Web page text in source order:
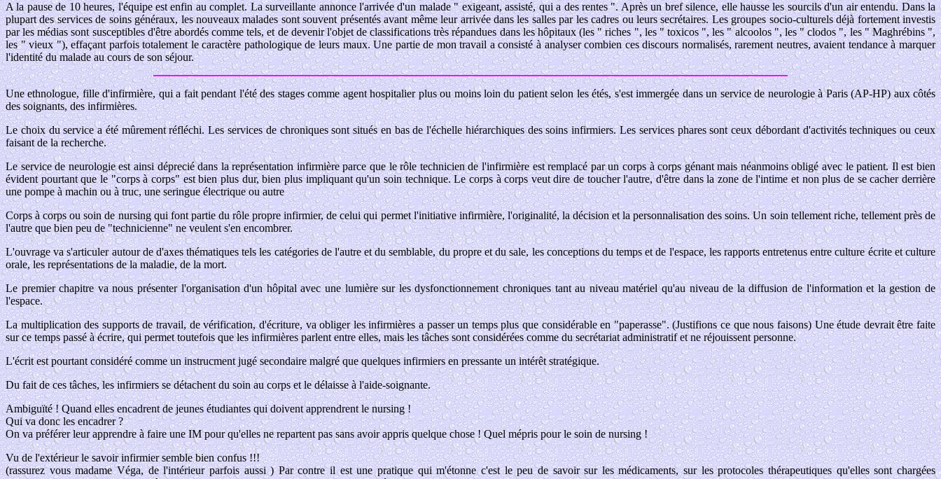
A la pause de 10 heures, l'équipe est enfin au complet. La surveillante annonce l'arrivée d'un malade " exigeant, assisté, qui a des rentes ". Après un bref silence, elle hausse les sourcils d'un air entendu. Dans la
plupart des services de soins généraux, les nouveaux malades sont souvent présentés avant même leur arrivée dans les salles par les cadres ou leurs secrétaires. Les groupes socio-culturels déjà fortement investis
par les médias sont susceptibles d'être abordés comme tels, et de devenir l'objet de classifications très répandues dans les hôpitaux (les " riches ", les " toxicos ", les " alcoolos ", les " clodos ", les " Maghrébins ",
les " vieux "), effaçant parfois totalement le caractère pathologique de leurs maux. Une partie de mon travail a consisté à analyser combien ces discours normalisés, rarement neutres, avaient tendance à marquer
l'identité du malade au cours de son séjour.
Une ethnologue, fille d'infirmière, qui a fait pendant l'été des stages comme agent hospitalier plus ou moins loin du patient selon les étés, s'est immergée dans un service de neurologie à Paris (AP-HP) aux côtés
des soignants, des infirmières.
Le choix du service a été mûrement réfléchi. Les services de chroniques sont situés en bas de l'échelle hiérarchiques des soins infirmiers. Les services phares sont ceux débordant d'activités techniques ou ceux
faisant de la recherche.
Le service de neurologie est ainsi déprecié dans la représentation infirmière parce que le rôle technicien de l'infirmière est remplacé par un corps à corps génant mais néanmoins obligé avec le patient. Il est bien
évident pourtant que le "corps à corps" est bien plus dur, bien plus impliquant qu'un soin technique. Le corps à corps veut dire de toucher l'autre, d'être dans la zone de l'intime et non plus de se cacher derrière
une pompe à machin ou à truc, une seringue électrique ou autre
Corps à corps ou soin de nursing qui font partie du rôle propre infirmier, de celui qui permet l'initiative infirmière, l'originalité, la décision et la personnalisation des soins. Un soin tellement riche, tellement près de
l'autre que bien peu de "technicienne" ne veulent s'en encombrer.
L'ouvrage va s'articuler autour de d'axes thématiques tels les catégories de l'autre et du semblable, du propre et du sale, les conceptions du temps et de l'espace, les rapports entretenus entre culture écrite et culture
orale, les représentations de la maladie, de la mort.
Le premier chapitre va nous présenter l'organisation d'un hôpital avec une lumière sur les dysfonctionnement chroniques tant au niveau matériel qu'au niveau de la diffusion de l'information et la gestion de
l'espace.
La multiplication des supports de travail, de vérification, d'écriture, va obliger les infirmières a passer un temps plus que considérable en "paperasse". (Justifions ce que nous faisons) Une étude devrait être faite
sur ce temps passé à écrire, qui permet toutefois que les infirmières parlent entre elles, mais les tâches sont considérées comme du secrétariat administratif et ne réjouissent personne.
L'écrit est pourtant considéré comme un instrucment jugé secondaire malgré que quelques infirmiers en pressante un intérêt stratégique.
Du fait de ces tâches, les infirmiers se détachent du soin au corps et le délaisse à l'aide-soignante.
Ambiguïté ! Quand elles encadrent de jeunes étudiantes qui doivent apprendrent le nursing !
Qui va donc les encadrer ?
On va préférer leur apprendre à faire une IM pour qu'elles ne repartent pas sans avoir appris quelque chose ! Quel mépris pour le soin de nursing !
Vu de l'extérieur le savoir infirmier semble bien confus !!!
(rassurez vous madame Véga, de l'intérieur parfois aussi ) Par contre il est une pratique qui m'étonne c'est le peu de savoir sur les médicaments, sur les protocoles thérapeutiques qu'elles sont chargées